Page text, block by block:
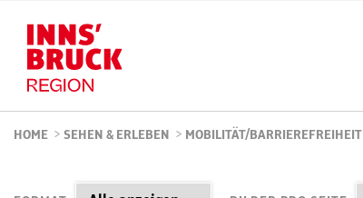
HOME > SEHEN & ERLEBEN > MOBILITÄT/BARRIEREFREIHEIT